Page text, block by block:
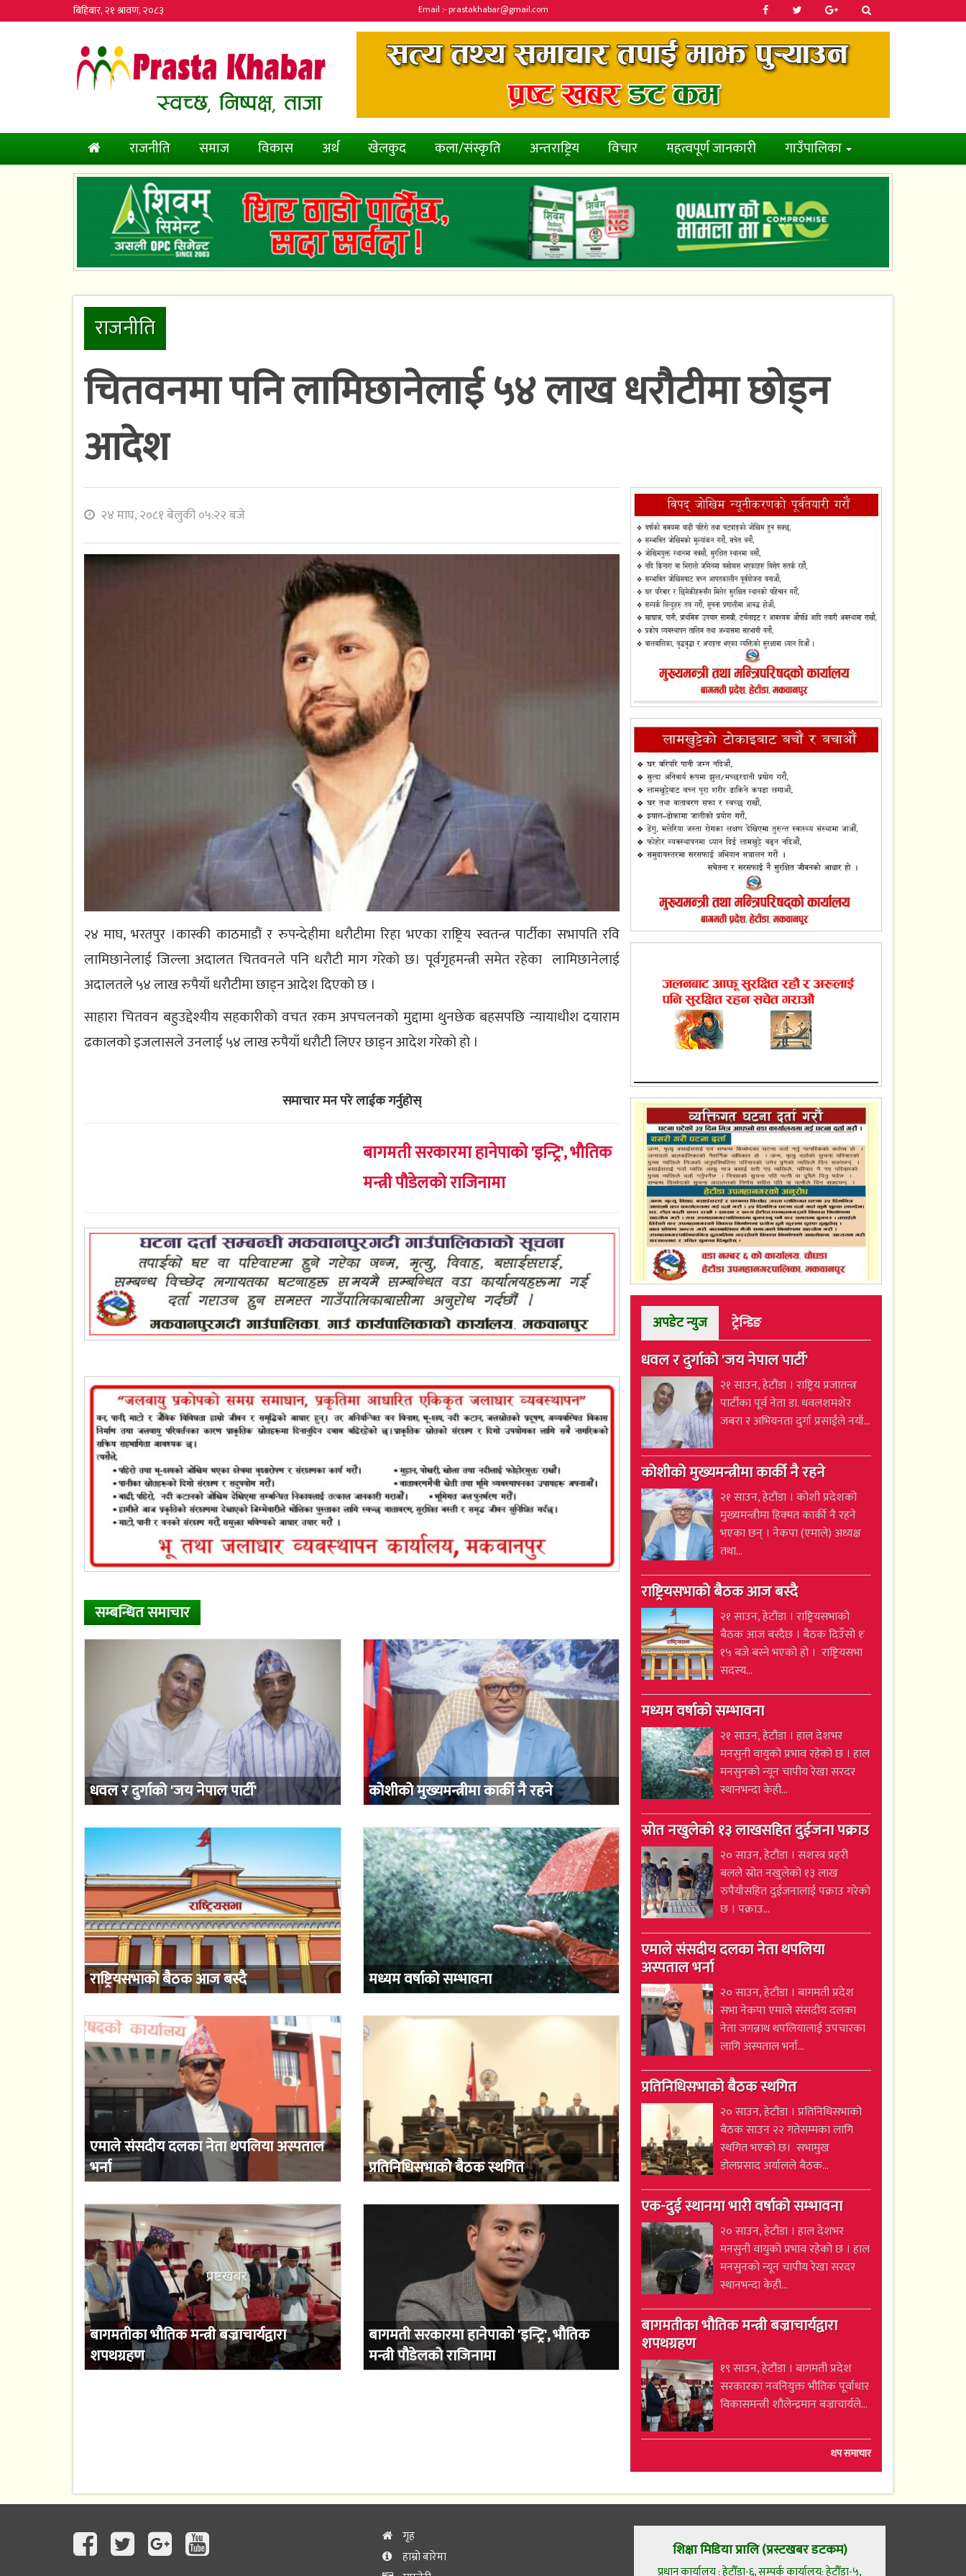
बिहिबार, २१ श्रावण, २०८३ Email :- prastakhabar@gmail.com
(current)
राजनीति समाज विकास अर्थ खेलकुद कला/संस्कृति अन्तराष्ट्रिय विचार महत्वपूर्ण जानकारी गाउँपालिका
राजनीति
चितवनमा पनि लामिछानेलाई ५४ लाख धरौटीमा छोड्न
आदेश
२४ माघ, २०८१ बेलुकी ०५:२२ बजे
२४ माघ, भरतपुर ।कास्की काठमाडौं र रुपन्देहीमा धरौटीमा रिहा भएका राष्ट्रिय स्वतन्त्र पार्टीका सभापति रवि
लामिछानेलाई जिल्ला अदालत चितवनले पनि धरौटी माग गरेको छ। पूर्वगृहमन्त्री समेत रहेका लामिछानेलाई
अदालतले ५४ लाख रुपैयाँ धरौटीमा छाड्न आदेश दिएको छ ।
साहारा चितवन बहुउद्देश्यीय सहकारीको वचत रकम अपचलनको मुद्दामा थुनछेक बहसपछि न्यायाधीश दयाराम
ढकालको इजलासले उनलाई ५४ लाख रुपैयाँ धरौटी लिएर छाड्न आदेश गरेको हो ।
समाचार मन परे लाईक गर्नुहोस्
बागमती सरकारमा हानेपाको 'इन्ट्रि', भौतिक
मन्त्री पौडेलको राजिनामा
सम्बन्धित समाचार
धवल र दुर्गाको 'जय नेपाल पार्टी' कोशीको मुख्यमन्त्रीमा कार्की नै रहने
राष्ट्रियसभाको बैठक आज बस्दै मध्यम वर्षाको सम्भावना
एमाले संसदीय दलका नेता थपलिया अस्पताल
भर्ना
प्रतिनिधिसभाको बैठक स्थगित
बागमतीका भौतिक मन्त्री बज्राचार्यद्वारा
शपथग्रहण
बागमती सरकारमा हानेपाको 'इन्ट्रि', भौतिक
मन्त्री पौडेलको राजिनामा
अपडेट न्युज ट्रेन्डिङ
धवल र दुर्गाको 'जय नेपाल पार्टी'
२१ साउन, हेटौंडा । राष्ट्रिय प्रजातन्त्र
पार्टीका पूर्व नेता डा. धवलशमशेर
जबरा र अभियनता दुर्गा प्रसाईंले नयाँ...
कोशीको मुख्यमन्त्रीमा कार्की नै रहने
२१ साउन, हेटौंडा । कोशी प्रदेशको
मुख्यमन्त्रीमा हिक्मत कार्की नै रहने
भएका छन् । नेकपा (एमाले) अध्यक्ष
तथा...
राष्ट्रियसभाको बैठक आज बस्दै
२१ साउन, हेटौंडा । राष्ट्रियसभाको
बैठक आज बस्दैछ । बैठक दिउँसो १ः
१५ बजे बस्ने भएको हो । राष्ट्रियसभा
सदस्य...
मध्यम वर्षाको सम्भावना
२१ साउन, हेटौंडा । हाल देशभर
मनसुनी वायुको प्रभाव रहेको छ । हाल
मनसुनको न्यून चापीय रेखा सरदर
स्थानभन्दा केही...
स्रोत नखुलेको १३ लाखसहित दुईजना पक्राउ
२० साउन, हेटौंडा । सशस्त्र प्रहरी
बलले स्रोत नखुलेको १३ लाख
रुपैयाँसहित दुईजनालाई पक्राउ गरेको
छ । पक्राउ...
एमाले संसदीय दलका नेता थपलिया
अस्पताल भर्ना
२० साउन, हेटौंडा । बागमती प्रदेश
सभा नेकपा एमाले संसदीय दलका
नेता जगन्नाथ थपलियालाई उपचारका
लागि अस्पताल भर्ना...
प्रतिनिधिसभाको बैठक स्थगित
२० साउन, हेटौंडा । प्रतिनिधिसभाको
बैठक साउन २२ गतेसम्मका लागि
स्थगित भएको छ। सभामुख
डोलप्रसाद अर्यालले बैठक...
एक-दुई स्थानमा भारी वर्षाको सम्भावना
२० साउन, हेटौंडा । हाल देशभर
मनसुनी वायुको प्रभाव रहेको छ । हाल
मनसुनको न्यून चापीय रेखा सरदर
स्थानभन्दा केही...
बागमतीका भौतिक मन्त्री बज्राचार्यद्वारा
शपथग्रहण
१९ साउन, हेटौंडा । बागमती प्रदेश
सरकारका नवनियुक्त भौतिक पूर्वाधार
विकासमन्त्री शौलेन्द्रमान बज्राचार्यले...
थप समाचार
गृह
हाम्रो बारेमा
शिक्षा मिडिया प्रालि (प्रस्टखबर डटकम)
प्रधान कार्यालय : हेटौँडा-६, सम्पर्क कार्यालय: हेटौँडा-५,